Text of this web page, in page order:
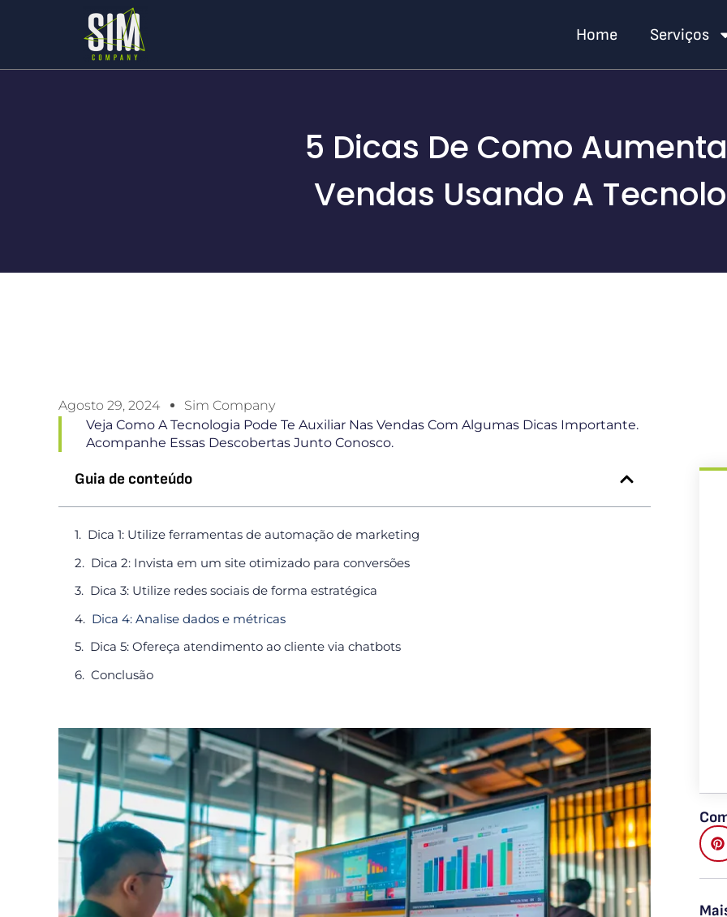
Home Serviços
5 Dicas De Como
Vendas Usando A
Agosto 29, 2024
Sim Company
Veja Como A Tecnologia Pode Te Auxiliar Nas Vendas Com Algumas Dicas Importante.
Acompanhe Essas Descobertas Junto Conosco.
Guia de conteúdo
Dica 1: Utilize ferramentas de automação de marketing
Dica 2: Invista em um site otimizado para conversões
Dica 3: Utilize redes sociais de forma estratégica
Dica 4: Analise dados e métricas
Dica 5: Ofereça atendimento ao cliente via chatbots
Conclusão